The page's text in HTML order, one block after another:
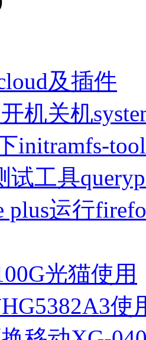
及插件
机关机
initramfs-
试工具
plus运行
光猫使用
使